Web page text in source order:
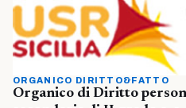
ORGANICO DIRITTO&FATTO
Organico di Diritto